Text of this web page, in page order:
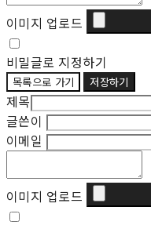
이미지 업로드
비밀글로 지정하기
목록으로 가기 저장하기
제목
글쓴이
이메일
이미지 업로드